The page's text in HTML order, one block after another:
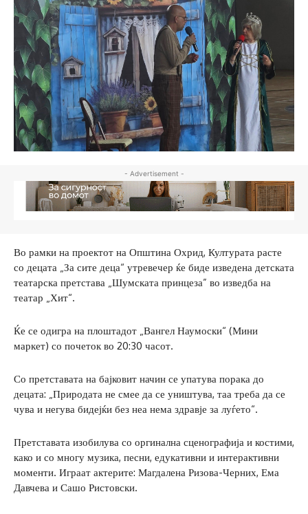
- Advertisement -
Во рамки на проектот на Општина Охрид, Културата расте
со децата „За сите деца“ утревечер ќе биде изведена детската
театарска претстава „Шумската принцеза” во изведба на
театар „Хит“.
Ќе се одигра на плоштадот „Вангел Наумоски“ (Мини
маркет) со почеток во 20:30 часот.
Со претставата на бајковит начин се упатува порака до
децата: „Природата не смее да се уништува, таа треба да се
чува и негува бидејќи без неа нема здравје за луѓето“.
Претставата изобилува со оргинална сценографија и костими,
како и со многу музика, песни, едукативни и интерактивни
моменти. Играат актерите: Магдалена Ризова-Черних, Ема
Давчева и Сашо Ристовски.